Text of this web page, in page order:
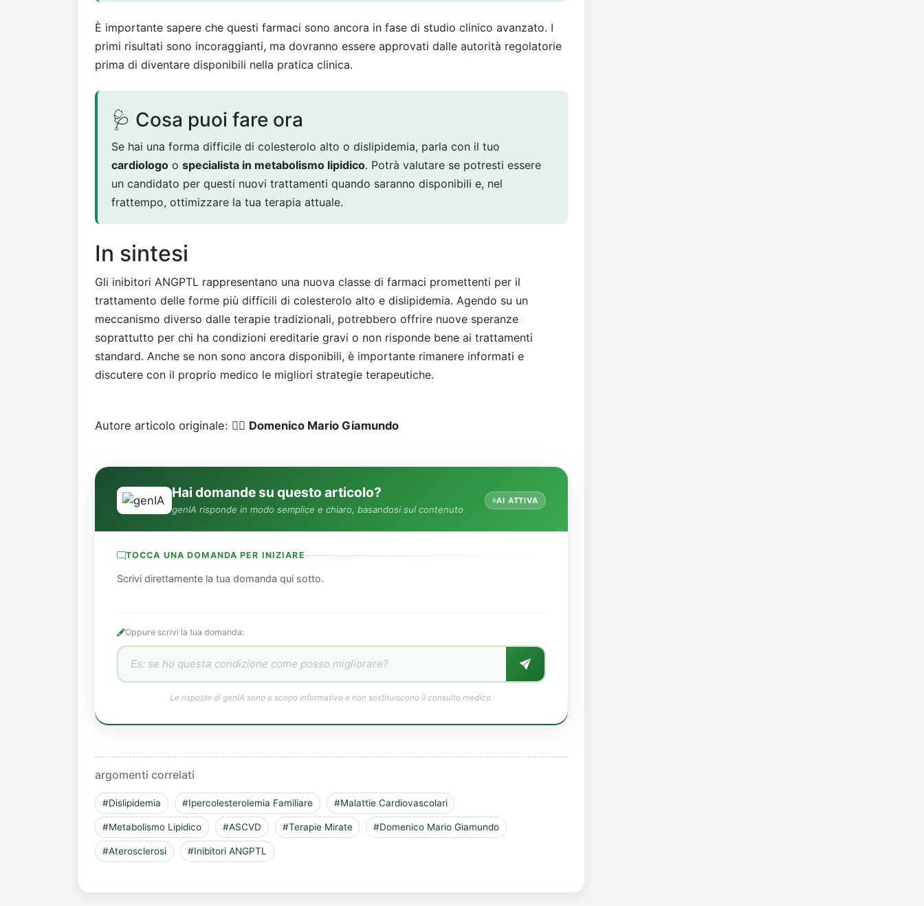
È importante sapere che questi farmaci sono ancora in fase di studio clinico avanzato. I
primi risultati sono incoraggianti, ma dovranno essere approvati dalle autorità regolatorie
prima di diventare disponibili nella pratica clinica.
🩺 Cosa puoi fare ora
Se hai una forma difficile di colesterolo alto o dislipidemia, parla con il tuo
cardiologo o specialista in metabolismo lipidico. Potrà valutare se potresti essere
un candidato per questi nuovi trattamenti quando saranno disponibili e, nel
frattempo, ottimizzare la tua terapia attuale.
In sintesi
Gli inibitori ANGPTL rappresentano una nuova classe di farmaci promettenti per il
trattamento delle forme più difficili di colesterolo alto e dislipidemia. Agendo su un
meccanismo diverso dalle terapie tradizionali, potrebbero offrire nuove speranze
soprattutto per chi ha condizioni ereditarie gravi o non risponde bene ai trattamenti
standard. Anche se non sono ancora disponibili, è importante rimanere informati e
discutere con il proprio medico le migliori strategie terapeutiche.
Autore articolo originale: 👨‍⚕️ Domenico Mario Giamundo
Hai domande su questo articolo?
genIA risponde in modo semplice e chiaro, basandosi sul contenuto
AI ATTIVA
TOCCA UNA DOMANDA PER INIZIARE
Scrivi direttamente la tua domanda qui sotto.
Oppure scrivi la tua domanda:
Le risposte di genIA sono a scopo informativo e non sostituiscono il consulto medico.
argomenti correlati
#Dislipidemia #Ipercolesterolemia Familiare #Malattie Cardiovascolari
#Metabolismo Lipidico #ASCVD #Terapie Mirate #Domenico Mario Giamundo
#Aterosclerosi #Inibitori ANGPTL